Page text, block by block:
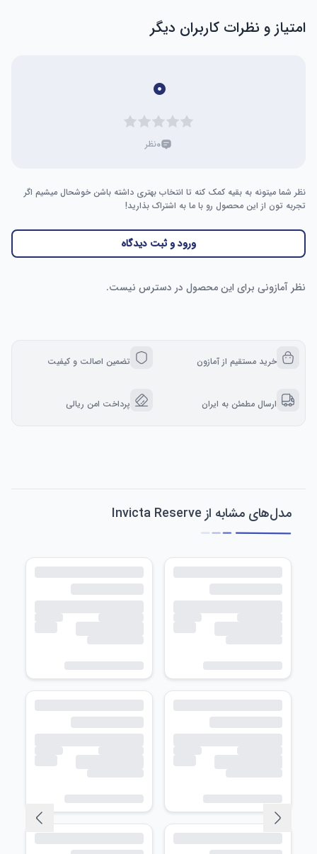
امتیاز و نظرات کاربران دیگر
۰
۰نظر
نظر شما میتونه به بقیه کمک کنه تا انتخاب بهتری داشته باشن خوشحال میشیم اگر
تجربه تون از این محصول رو با ما به اشتراک بذارید!
ورود و ثبت دیدگاه
نظر آمازونی برای این محصول در دسترس نیست.
خرید مستقیم از آمازون تضمین اصالت و کیفیت
ارسال مطمئن به ایران پرداخت امن ریالی
مدل‌های مشابه از Invicta Reserve